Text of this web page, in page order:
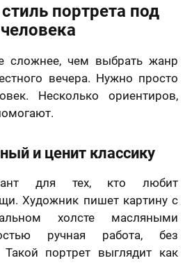
портрета под
сложнее, чем выбрать жанр
вечера. Нужно просто
Несколько ориентиров,
и ценит классику
для тех, кто любит
Художник пишет картину с
холсте масляными
ручная работа, без
портрет выглядит как